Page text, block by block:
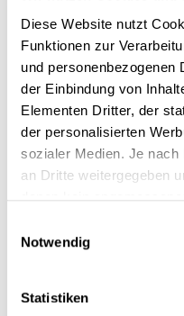
Diese Website nutzt
Funktionen zur
und personenbezogenen
der Einbindung von
Elementen Dritter, der
der personalisierten
sozialer Medien. Je nach
an Dritte weitergegeben
Einwilligung ist stets
Website nicht
Notwendig
Statistiken
Expert
Jobwechsel